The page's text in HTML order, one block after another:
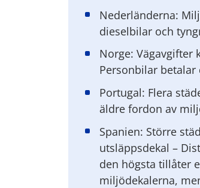
Nederländerna:
dieselbilar och
Norge: Vägavgifter
Personbilar
Portugal: Flera
äldre fordon av
Spanien: Större
utsläppsdekal –
den högsta tillåter
miljödekalerna,